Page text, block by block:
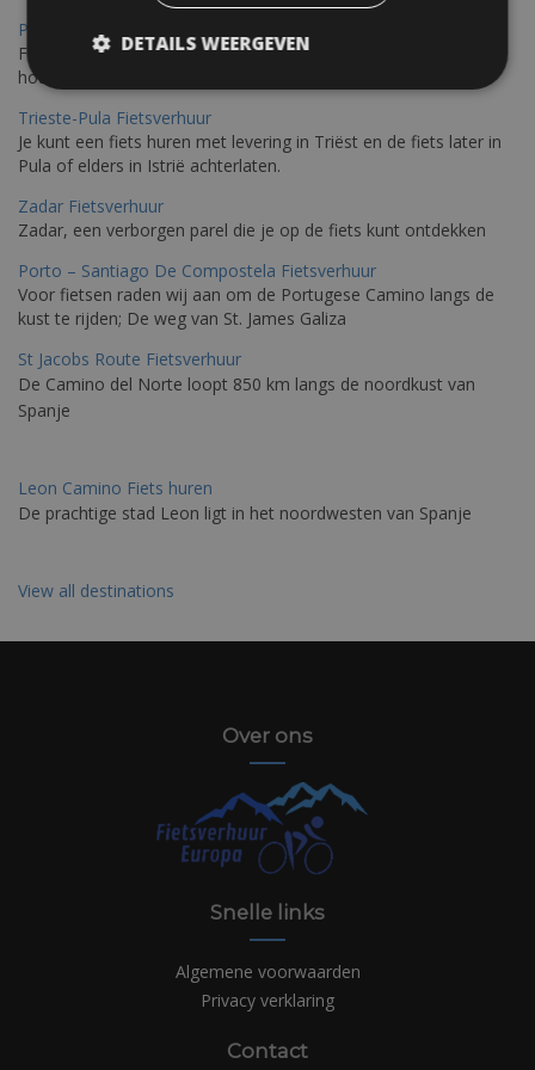
Pula Fietsverhuur
Fietsen langs de Istrische kust is de ideale fietstocht voor wie
houdt van de Mediterrane zon.
Trieste-Pula Fietsverhuur
Je kunt een fiets huren met levering in Triëst en de fiets later in
Pula of elders in Istrië achterlaten.
Zadar Fietsverhuur
Zadar, een verborgen parel die je op de fiets kunt ontdekken
Porto – Santiago De Compostela Fietsverhuur
Voor fietsen raden wij aan om de Portugese Camino langs de
kust te rijden; De weg van St. James Galiza
St Jacobs Route Fietsverhuur
De Camino del Norte loopt 850 km langs de noordkust van
Spanje
Leon Camino Fiets huren
De prachtige stad Leon ligt in het noordwesten van Spanje
View all destinations
Over ons
Snelle links
Algemene voorwaarden
Privacy verklaring
Contact
DETAILS WEERGEVEN